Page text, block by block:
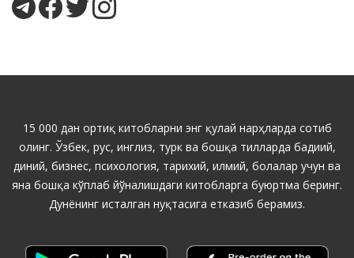
15 000 дан ортиқ китобларни энг қулай нарҳларда сотиб
олинг. Ўзбек, рус, инглиз, турк ва бошқа тилларда бадиий,
диний, бизнес, психология, тарихий, илмий, болалар учун ва
яна бошқа кўплаб йўналишдаги китобларга буюртма беринг.
Дунёнинг исталган нуқтасига етказиб берамиз.